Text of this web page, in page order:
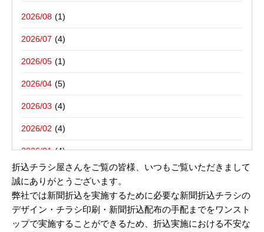
千葉県松戸市－折込プラン例のご紹介
愛媛県松山市－折込プラン例のご紹介
栃木県宇都宮市－折込プラン例のご紹介
東京都八王子市－折込プラン例のご紹介
2026/08
2026/07
2026/05
2026/04
2026/03
2026/02
2026/01
2025/12
2025/10
2025/08
デザイン・チラシ・印刷・折込配布を
一括でお受けする折込チラシ屋さんブ
大雨の中花火大会｜新聞折込広告の折込チラシ屋さん
折込チラシ屋さんをご覧の皆様、いつもご覧いただきまして
誠にありがとうございます。
弊社では新聞折込を実施するために必要な新聞折込チラシの
デザイン・チラシ印刷・新聞折込配布の手配までをワンスト
ップで実施することができるため、折込実施における不安な